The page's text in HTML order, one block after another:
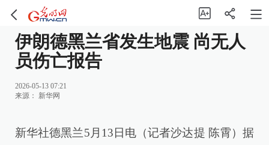
伊朗德黑兰省发生地震 尚无人
员伤亡报告
2026-05-13 07:21
来源： 新华网
新华社德黑兰5月13日电（记者沙达提 陈霄）据